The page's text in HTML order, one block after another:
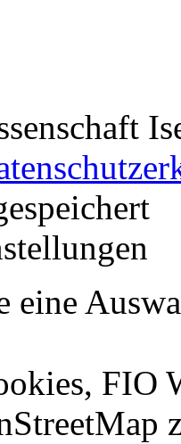
eine
FIO